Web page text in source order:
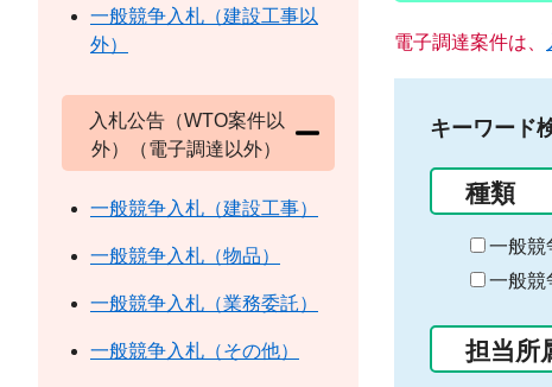
電子調達案件は、
キーワード
種類
一般競
一般競
担当所
一般競争入札（建設工事以
外）
入札公告（WTO案件以
外）（電子調達以外）
一般競争入札（建設工事）
一般競争入札（物品）
一般競争入札（業務委託）
一般競争入札（その他）